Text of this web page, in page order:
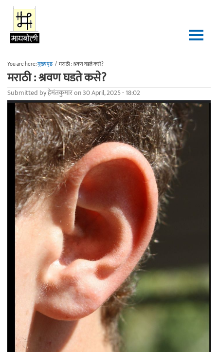
Skip to main content
You are here:मुख्यपृष्ठ / मराठी : श्रवण घडते कसे?
मराठी : श्रवण घडते कसे?
Submitted byहेमंतकुमारon 30 April, 2025 - 18:02